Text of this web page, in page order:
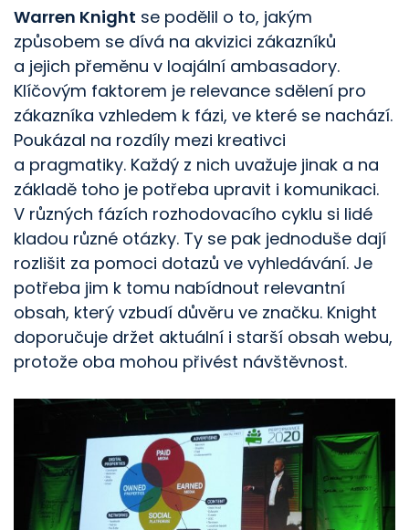
Warren Knight se podělil o to, jakým
způsobem se dívá na akvizici zákazníků
a jejich přeměnu v loajální ambasadory.
Klíčovým faktorem je relevance sdělení pro
zákazníka vzhledem k fázi, ve které se nachází.
Poukázal na rozdíly mezi kreativci
a pragmatiky. Každý z nich uvažuje jinak a na
základě toho je potřeba upravit i komunikaci.
V různých fázích rozhodovacího cyklu si lidé
kladou různé otázky. Ty se pak jednoduše dají
rozlišit za pomoci dotazů ve vyhledávání. Je
potřeba jim k tomu nabídnout relevantní
obsah, který vzbudí důvěru ve značku. Knight
doporučuje držet aktuální i starší obsah webu,
protože oba mohou přivést návštěvnost.